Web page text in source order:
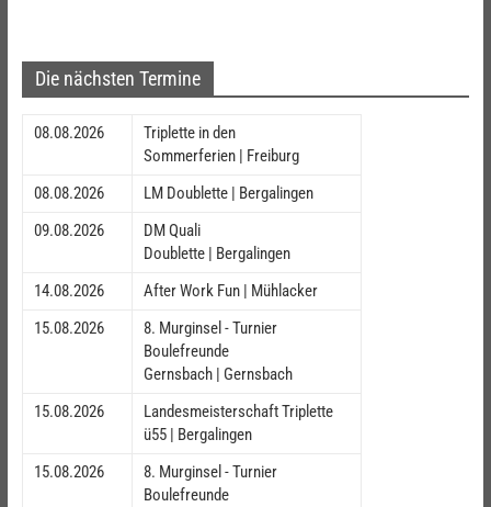
Die nächsten Termine
08.08.2026
Triplette in den
Sommerferien | Freiburg
08.08.2026
LM Doublette | Bergalingen
09.08.2026
DM Quali
Doublette | Bergalingen
14.08.2026
After Work Fun | Mühlacker
15.08.2026
8. Murginsel - Turnier
Boulefreunde
Gernsbach | Gernsbach
15.08.2026
Landesmeisterschaft Triplette
ü55 | Bergalingen
15.08.2026
8. Murginsel - Turnier
Boulefreunde